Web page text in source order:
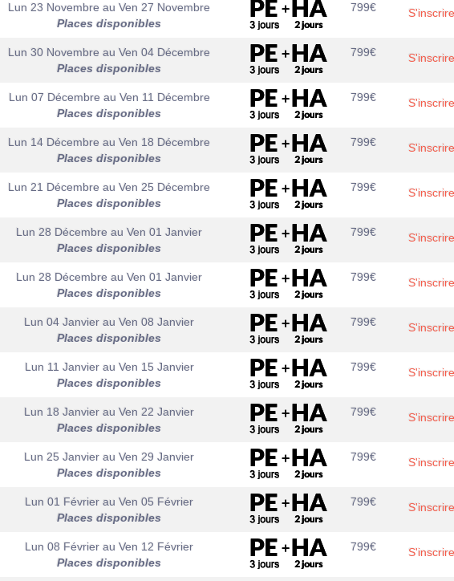
Lun 23 Novembre au Ven 27 Novembre
Places disponibles
799€ S'inscrire
Lun 30 Novembre au Ven 04 Décembre
Places disponibles
799€ S'inscrire
Lun 07 Décembre au Ven 11 Décembre
Places disponibles
799€ S'inscrire
Lun 14 Décembre au Ven 18 Décembre
Places disponibles
799€ S'inscrire
Lun 21 Décembre au Ven 25 Décembre
Places disponibles
799€ S'inscrire
Lun 28 Décembre au Ven 01 Janvier
Places disponibles
799€ S'inscrire
Lun 28 Décembre au Ven 01 Janvier
Places disponibles
799€ S'inscrire
Lun 04 Janvier au Ven 08 Janvier
Places disponibles
799€ S'inscrire
Lun 11 Janvier au Ven 15 Janvier
Places disponibles
799€ S'inscrire
Lun 18 Janvier au Ven 22 Janvier
Places disponibles
799€ S'inscrire
Lun 25 Janvier au Ven 29 Janvier
Places disponibles
799€ S'inscrire
Lun 01 Février au Ven 05 Février
Places disponibles
799€ S'inscrire
Lun 08 Février au Ven 12 Février
Places disponibles
799€ S'inscrire